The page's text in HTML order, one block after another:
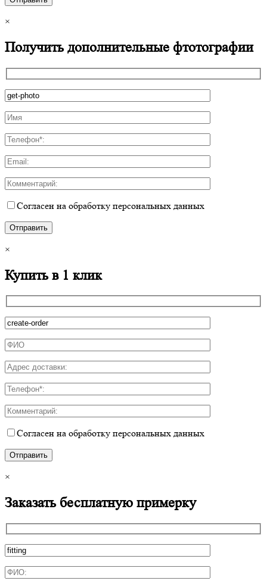
×
Получить дополнительные фтотографии
Согласен на обработку персональных данных
×
Купить в 1 клик
Согласен на обработку персональных данных
×
Заказать бесплатную примерку